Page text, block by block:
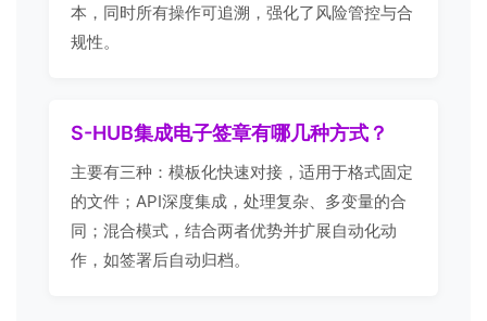
本，同时所有操作可追溯，强化了风险管控与合
规性。
S-HUB集成电子签章有哪几种方式？
主要有三种：模板化快速对接，适用于格式固定
的文件；API深度集成，处理复杂、多变量的合
同；混合模式，结合两者优势并扩展自动化动
作，如签署后自动归档。